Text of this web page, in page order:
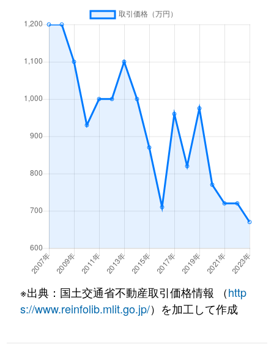
33万円
川岸中
300万円
川岸中
500万円
100万円 岡谷
岡谷
神明町
徒歩26分
神明町
1,100万円 岡谷
徒歩45分
神明町
2,700万円 岡谷
徒歩29分
神明町
680万円 岡谷
徒歩45分
※出典：国土交通省不動産取引価格情報 （http
s://www.reinfolib.mlit.go.jp/）を加工して作成